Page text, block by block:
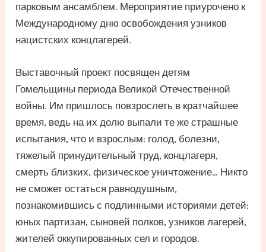
парковым ансамблем. Мероприятие приурочено к
Международному дню освобождения узников
нацистских концлагерей.
Выставочный проект посвящен детям
Гомельщины периода Великой Отечественной
войны. Им пришлось повзрослеть в кратчайшее
время, ведь на их долю выпали те же страшные
испытания, что и взрослым: голод, болезни,
тяжелый принудительный труд, концлагеря,
смерть близких, физическое уничтожение… Никто
не сможет остаться равнодушным,
познакомившись с подлинными историями детей:
юных партизан, сыновей полков, узников лагерей,
жителей оккупированных сел и городов.